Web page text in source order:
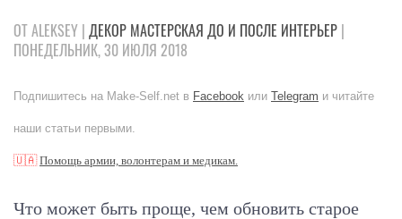
ОТ ALEKSEY | ДЕКОР МАСТЕРСКАЯ ДО И ПОСЛЕ ИНТЕРЬЕР |
ПОНЕДЕЛЬНИК, 30 ИЮЛЯ 2018
Подпишитесь на Make-Self.net в Facebook или Telegram и читайте
наши статьи первыми.
🇺🇦Помощь армии, волонтерам и медикам.
Что может быть проще, чем обновить старое